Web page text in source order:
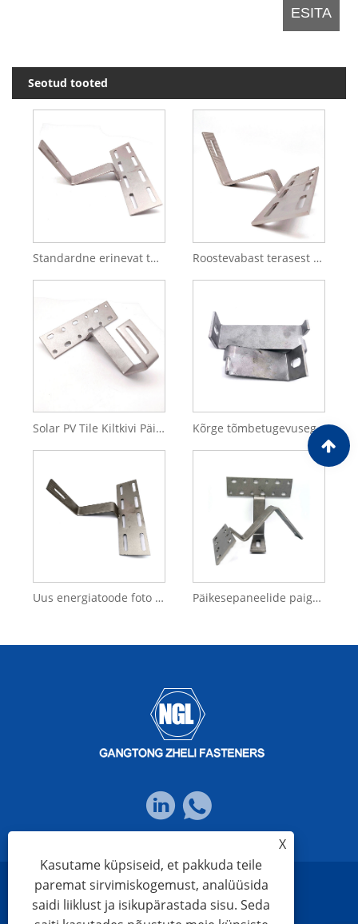
Seotud tooted
Standardne erinevat tüüpi SS201/304/316 päikeseenergiasüsteemi katusekonks Roostevabast terasest 304 316 katusekinnituskonks päikeseenergiasüsteemi jaoks katusekinnituskonks
Solar PV Tile Kiltkivi Päikesepaneelide katusekonksud Roostevabast terasest pressosad Kõrge tõmbetugevusega roostevabast terasest Ss304 päikeseenergia tarvikud päikesepaneelide tihend/seib
Uus energiatoode foto Voltaic roostevabast terasest SUS 304 päikesepaneelile paigaldatav katusekonks Päikesepaneelide paigaldamise riistvara Päikesepaneelide katusekonks kodu viilkatuse paigaldamiseks
X
Kasutame küpsiseid, et pakkuda teile
paremat sirvimiskogemust, analüüsida
saidi liiklust ja isikupärastada sisu. Seda
Links Sitemap RSS XML Privaatsuspoliitika